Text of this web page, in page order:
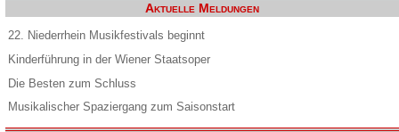
Aktuelle Meldungen
22. Niederrhein Musikfestivals beginnt
Kinderführung in der Wiener Staatsoper
Die Besten zum Schluss
Musikalischer Spaziergang zum Saisonstart